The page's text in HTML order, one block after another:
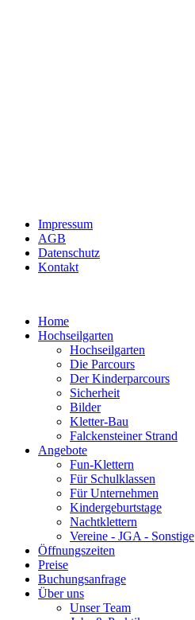
Impressum
AGB
Datenschutz
Kontakt
Home
Hochseilgarten
Hochseilgarten
Die Parcours
Der Kinderparcours
Sicherheit
Bilder
Kletter-Bau
Falckensteiner Strand
Angebote
Fun-Klettern
Für Schulklassen
Für Unternehmen
Kindergeburtstage
Nachtklettern
Vereine - JGA - Sonstige
Öffnungszeiten
Preise
Buchungsanfrage
Über uns
Unser Team